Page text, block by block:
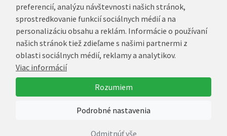
E-mail:info@kup-sosovky.sk
Reklamačná adresa
Andrea Votavová
Revoluční 1017
290 01 Poděbrady
Česká republika
VytvorilMarek Kebza
preferencií, analýzu návštevnosti našich stránok,
sprostredkovanie funkcií sociálnych médií a na
personalizáciu obsahu a reklám. Informácie o používaní
našich stránok tiež zdieľame s našimi partnermi z
oblasti sociálnych médií, reklamy a analytikov.
Viac informácií
Rozumiem
Podrobné nastavenia
Odmitnúť vše